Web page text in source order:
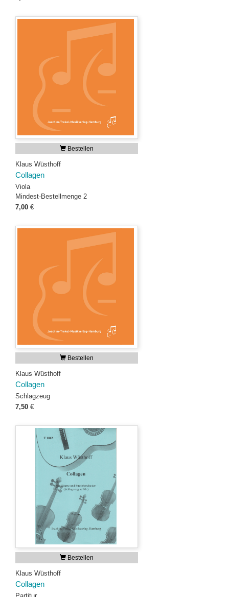
Bestellen
Klaus Wüsthoff
Collagen
Viola
Mindest-Bestellmenge 2
7,00 €
Bestellen
Klaus Wüsthoff
Collagen
Schlagzeug
7,50 €
Bestellen
Klaus Wüsthoff
Collagen